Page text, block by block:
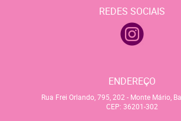
REDES SOCIAIS
ENDEREÇO
Rua Frei Orlando, 795, 202 - Monte Mário,
CEP: 36201-302